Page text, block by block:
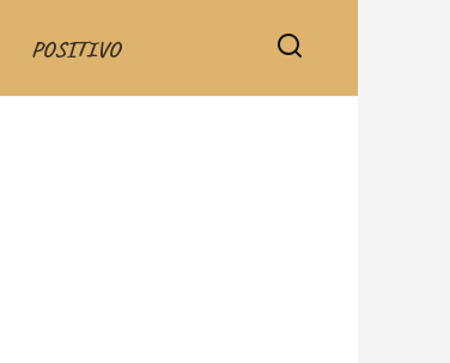
POSITIVO